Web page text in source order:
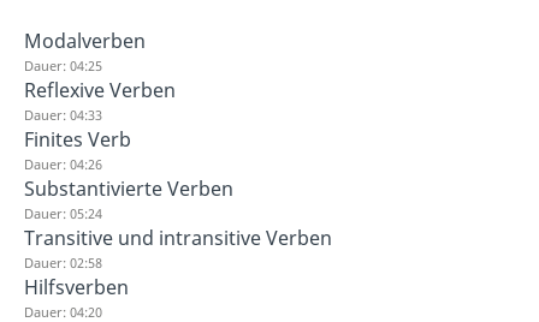
Modalverben
Dauer: 04:25
Reflexive Verben
Dauer: 04:33
Finites Verb
Dauer: 04:26
Substantivierte Verben
Dauer: 05:24
Transitive und intransitive Verben
Dauer: 02:58
Hilfsverben
Dauer: 04:20